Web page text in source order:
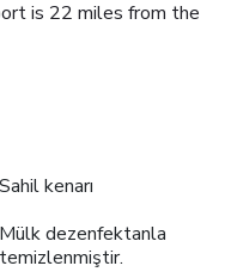
is 22 miles from the
Sahil kenarı
Mülk dezenfektanla
temizlenmiştir.